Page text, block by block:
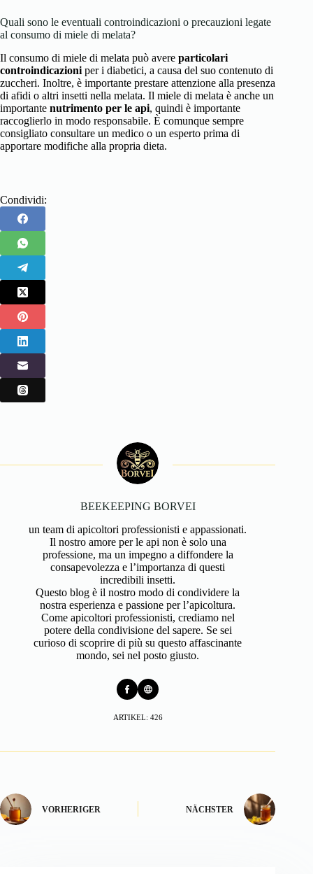
Quali sono le eventuali controindicazioni o precauzioni legate
al consumo di miele di melata?
Il consumo di miele di melata può avere particolari
controindicazioni per i diabetici, a causa del suo contenuto di
zuccheri. Inoltre, è importante prestare attenzione alla presenza
di afidi o altri insetti nella melata. Il miele di melata è anche un
importante nutrimento per le api, quindi è importante
raccoglierlo in modo responsabile. È comunque sempre
consigliato consultare un medico o un esperto prima di
apportare modifiche alla propria dieta.
Condividi:
BEEKEEPING BORVEI
un team di apicoltori professionisti e appassionati.
Il nostro amore per le api non è solo una
professione, ma un impegno a diffondere la
consapevolezza e l’importanza di questi
incredibili insetti.
Questo blog è il nostro modo di condividere la
nostra esperienza e passione per l’apicoltura.
Come apicoltori professionisti, crediamo nel
potere della condivisione del sapere. Se sei
curioso di scoprire di più su questo affascinante
mondo, sei nel posto giusto.
ARTIKEL: 426
VORHERIGER NÄCHSTER